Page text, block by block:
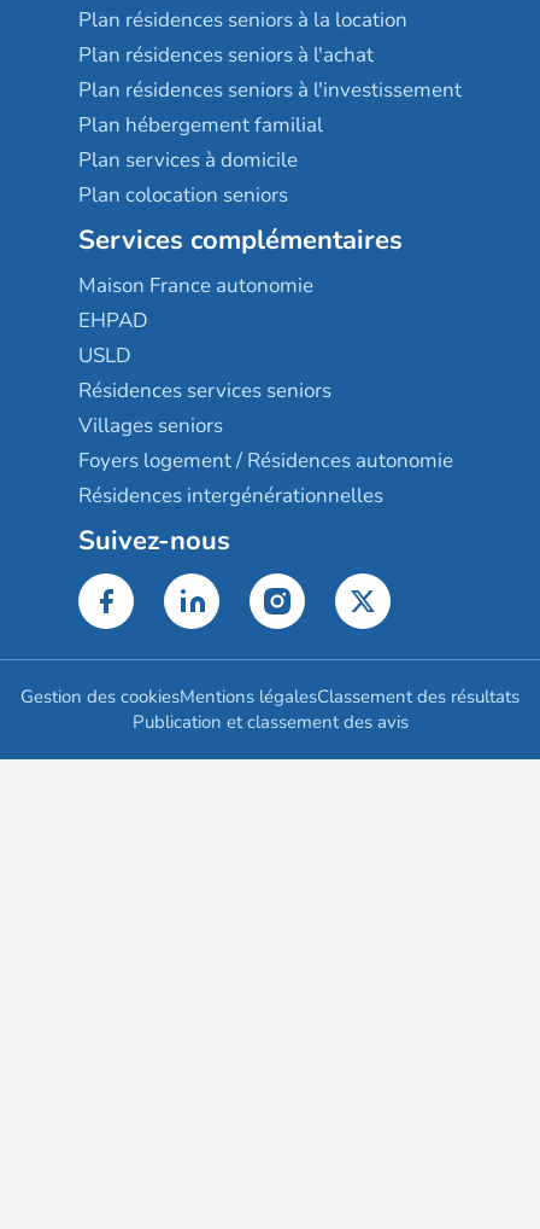
Plan résidences seniors à la location
Plan résidences seniors à l'achat
Plan résidences seniors à l'investissement
Plan hébergement familial
Plan services à domicile
Plan colocation seniors
Services complémentaires
Maison France autonomie
EHPAD
USLD
Résidences services seniors
Villages seniors
Foyers logement / Résidences autonomie
Résidences intergénérationnelles
Suivez-nous
Gestion des cookiesMentions légalesClassement des résultats
Publication et classement des avis